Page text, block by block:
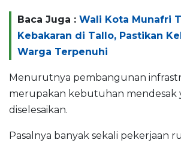
Baca Juga : Wali Kota Munafri
Kebakaran di Tallo, Pastikan
Warga Terpenuhi
Menurutnya pembangunan
merupakan kebutuhan mendesak
diselesaikan.
Pasalnya banyak sekali pekerjaan